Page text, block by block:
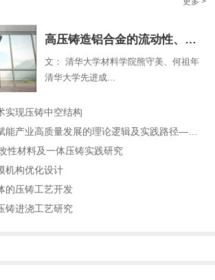
​高压铸造铝合金的流动性、组织特征及解析模型（一）
文： 清华大学材料学院熊守美、何祖年
清华大学先进成...
实现压铸中空结构
​压铸装备标准化赋能产业高质量发展的理论逻辑及实践路径——基于力劲集团标准化实践历程的回顾
性材料及一体压铸实践研究
机构优化设计
的压铸工艺开发
铸进浇工艺研究